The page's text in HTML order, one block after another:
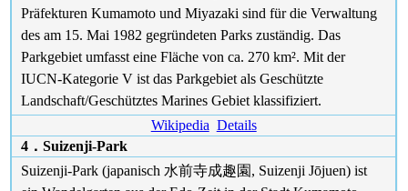
Präfekturen Kumamoto und Miyazaki sind für die Verwaltung
des am 15. Mai 1982 gegründeten Parks zuständig. Das
Parkgebiet umfasst eine Fläche von ca. 270 km². Mit der
IUCN-Kategorie V ist das Parkgebiet als Geschützte
Landschaft/Geschütztes Marines Gebiet klassifiziert.
Wikipedia Details
4．Suizenji-Park
Suizenji-Park (japanisch 水前寺成趣園, Suizenji Jōjuen) ist